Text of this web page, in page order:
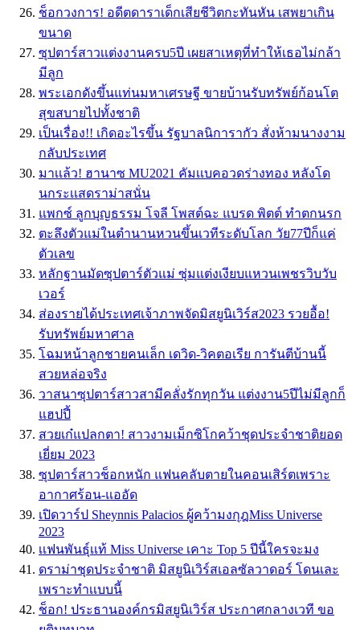
ช็อกวงการ! อดีตดาราเด็กเสียชีวิตกะทันหัน เสพยาเกิน
ขนาด
ซุปตาร์สาวเเต่งงานครบ5ปี เผยสาเหตุที่ทำให้เธอไม่กล้า
มีลูก
พระเอกดังขึ้นแท่นมหาเศรษฐี ขายบ้านรับทรัพย์ก้อนโต
สุขสบายไปทั้งชาติ
เป็นเรื่อง!! เกิดอะไรขึ้น รัฐบาลนิการากัว สั่งห้ามนางงาม
กลับประเทศ
มาเเล้ว! ฮานาซ MU2021 คัมเเบคอวดร่างทอง หลังโด
นกระเเสดราม่าสนั่น
แพกซ์ ลูกบุญธรรม โจลี โพสต์ฉะ แบรด พิตต์ ทำตกนรก
ตะลึงตัวแม่ในตำนานหวนขึ้นเวทีระดับโลก วัย77ปีก็แค่
ตัวเลข
หลักฐานมัดซุปตาร์ตัวแม่ ซุ่มแต่งเงียบแหวนเพชรวิบวับ
เวอร์
ส่องรายได้ประเทศเจ้าภาพจัดมิสยูนิเวิร์ส2023 รวยอื้อ!
รับทรัพย์มหาศาล
โฉมหน้าลูกชายคนเล็ก เดวิด-วิคตอเรีย การันตีบ้านนี้
สวยหล่อจริง
วาสนาซุปตาร์สาวสามีคลั่งรักทุกวัน แต่งงาน5ปีไม่มีลูกก็
แฮปปี้
สวยเก๋แปลกตา! สาวงามเม็กซิโกคว้าชุดประจำชาติยอด
เยี่ยม 2023
ซุปตาร์สาวช็อกหนัก แฟนคลับตายในคอนเสิร์ตเพราะ
อากาศร้อน-แออัด
เปิดวาร์ป Sheynnis Palacios ผู้คว้ามงกุฎMiss Universe
2023
เเฟนพันธุ์เเท้ Miss Universe เคาะ Top 5 ปีนี้ใครจะมง
ดราม่าชุดประจำชาติ มิสยูนิเวิร์สเอลซัลวาดอร์ โดนเละ
เพราะทำเเบบนี้
ช็อก! ประธานองค์กรมิสยูนิเวิร์ส ประกาศกลางเวที ขอ